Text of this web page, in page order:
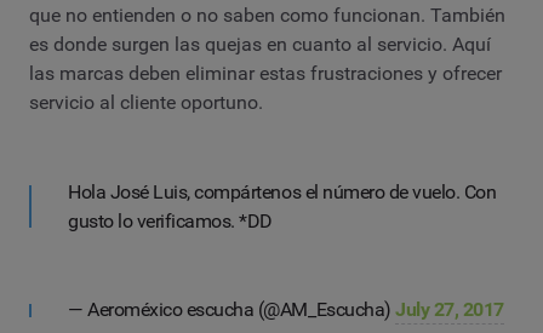
que no entienden o no saben como funcionan. También
es donde surgen las quejas en cuanto al servicio. Aquí
las marcas deben eliminar estas frustraciones y ofrecer
servicio al cliente oportuno.
Hola José Luis, compártenos el número de vuelo. Con
gusto lo verificamos. *DD
— Aeroméxico escucha (@AM_Escucha)July 27, 2017